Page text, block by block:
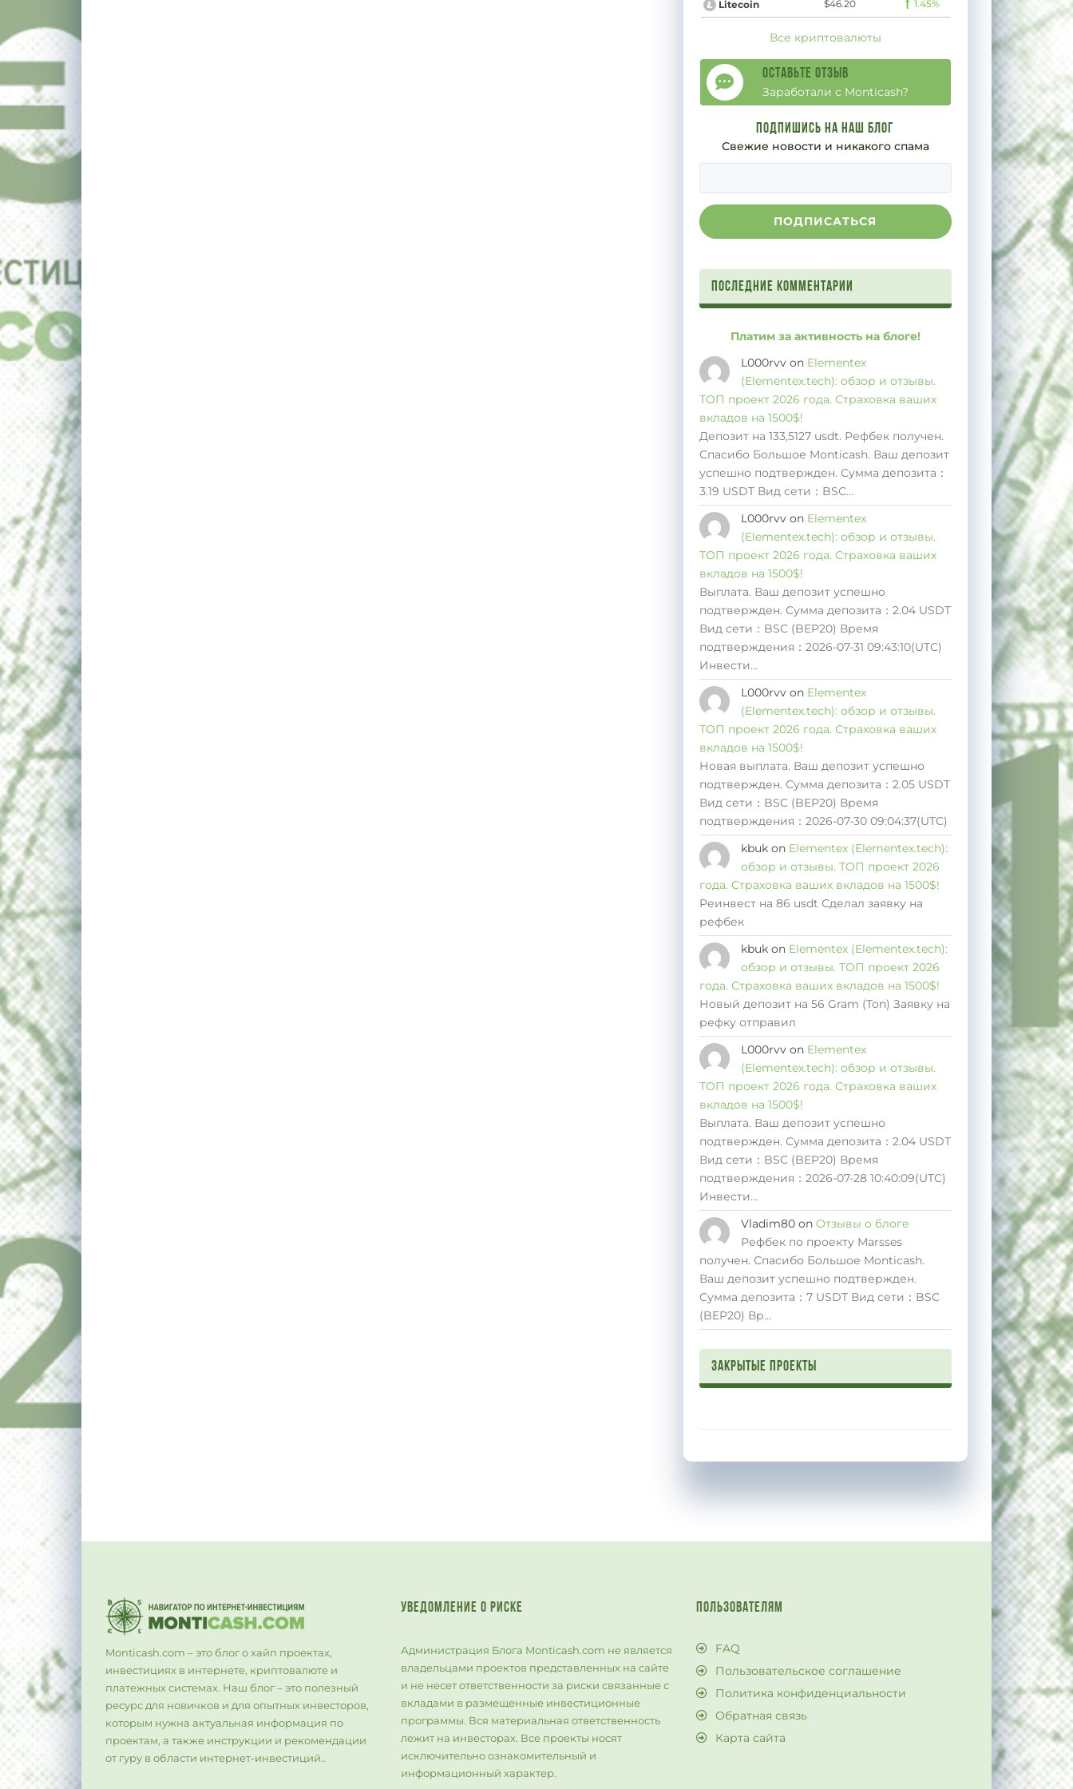
Litecoin $46.20 1.45%
Все криптовалюты
Оставьте отзыв
Заработали с Monticash?
Подпишись на наш блог
Свежие новости и никакого спама
Последние комментарии
Платим за активность на блоге!
L000rvv on Elementex
(Elementex.tech): обзор и отзывы.
ТОП проект 2026 года. Страховка ваших
вкладов на 1500$!
Депозит на 133,5127 usdt. Рефбек получен.
Спасибо Большое Monticash. Ваш депозит
успешно подтвержден. Сумма депозита：
3.19 USDT Вид сети：BSC…
L000rvv on Elementex
(Elementex.tech): обзор и отзывы.
ТОП проект 2026 года. Страховка ваших
вкладов на 1500$!
Выплата. Ваш депозит успешно
подтвержден. Сумма депозита：2.04 USDT
Вид сети：BSC (BEP20) Время
подтверждения：2026-07-31 09:43:10(UTC)
Инвести…
L000rvv on Elementex
(Elementex.tech): обзор и отзывы.
ТОП проект 2026 года. Страховка ваших
вкладов на 1500$!
Новая выплата. Ваш депозит успешно
подтвержден. Сумма депозита：2.05 USDT
Вид сети：BSC (BEP20) Время
подтверждения：2026-07-30 09:04:37(UTC)
kbuk on Elementex (Elementex.tech):
обзор и отзывы. ТОП проект 2026
года. Страховка ваших вкладов на 1500$!
Реинвест на 86 usdt Сделал заявку на
рефбек
kbuk on Elementex (Elementex.tech):
обзор и отзывы. ТОП проект 2026
года. Страховка ваших вкладов на 1500$!
Новый депозит на 56 Gram (Ton) Заявку на
рефку отправил
L000rvv on Elementex
(Elementex.tech): обзор и отзывы.
ТОП проект 2026 года. Страховка ваших
вкладов на 1500$!
Выплата. Ваш депозит успешно
подтвержден. Сумма депозита：2.04 USDT
Вид сети：BSC (BEP20) Время
подтверждения：2026-07-28 10:40:09(UTC)
Инвести…
Vladim80 on Отзывы о блоге
Рефбек по проекту Marsses
получен. Спасибо Большое Monticash.
Ваш депозит успешно подтвержден.
Сумма депозита：7 USDT Вид сети：BSC
(BEP20) Вр…
Закрытые проекты
Monticash.com – это блог о хайп проектах,
инвестициях в интернете, криптовалюте и
платежных системах. Наш блог – это полезный
ресурс для новичков и для опытных инвесторов,
которым нужна актуальная информация по
проектам, а также инструкции и рекомендации
от гуру в области интернет-инвестиций..
УВЕДОМЛЕНИЕ О РИСКЕ
Администрация Блога Monticash.com не является
владельцами проектов представленных на сайте
и не несет ответственности за риски связанные с
вкладами в размещенные инвестиционные
программы. Вся материальная ответственность
лежит на инвесторах. Все проекты носят
исключительно ознакомительный и
информационный характер.
ПОЛЬЗОВАТЕЛЯМ
FAQ
Пользовательское соглашение
Политика конфиденциальности
Обратная связь
Карта сайта